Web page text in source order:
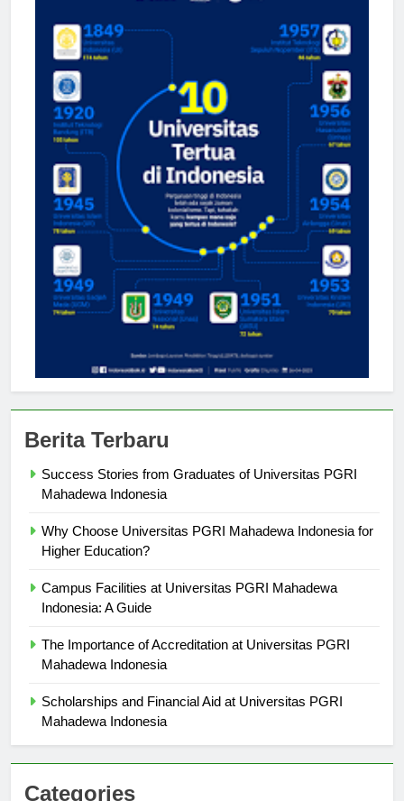
Berita Terbaru
Success Stories from Graduates of Universitas PGRI
Mahadewa Indonesia
Why Choose Universitas PGRI Mahadewa Indonesia for
Higher Education?
Campus Facilities at Universitas PGRI Mahadewa
Indonesia: A Guide
The Importance of Accreditation at Universitas PGRI
Mahadewa Indonesia
Scholarships and Financial Aid at Universitas PGRI
Mahadewa Indonesia
Categories